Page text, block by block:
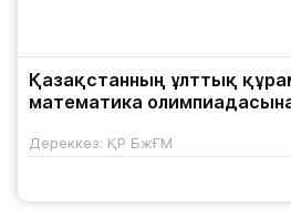
Қазақстанның ұлттық
математика
Дереккөз: ҚР БжҒМ